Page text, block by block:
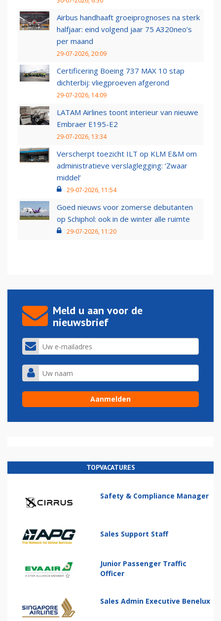
Airbus handhaaft groeiprognoses na sterk
halfjaar: eind volgend jaar 75 A320neo’s
per maand
29-07-2026, 20:09
Certificering Boeing 737 MAX 10 stap
dichterbij: vliegproeven afgerond
29-07-2026, 14:09
LATAM Airlines toont interieur van nieuwe
Embraer E195-E2
29-07-2026, 13:34
Verscherpt toezicht ILT op KLM E&M om
administratieve verslaglegging: ‘Zwaar
middel’
29-07-2026, 11:54
Goed nieuws voor zomerse debutanten
op Schiphol: ook in de winter alle ruimte
29-07-2026, 11:20
Meld u aan voor de
nieuwsbrief
TOPVACATURES
Safety & Compliance Manager
Sales Support Staff
Junior Passenger Traffic
Officer
Sales Admin Executive Benelux